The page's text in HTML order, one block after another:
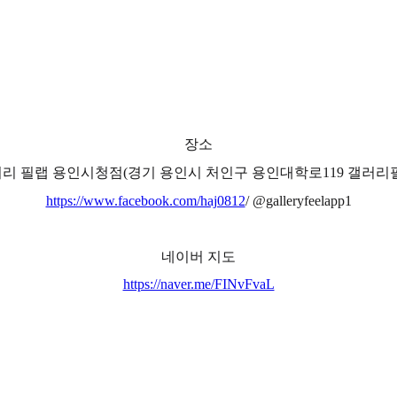
장소
필랩 용인시청점(경기 용인시 처인구 용인대학로119 갤러리
https://www.facebook.com/haj0812/ @galleryfeelapp1
네이버 지도
https://naver.me/FINvFvaL